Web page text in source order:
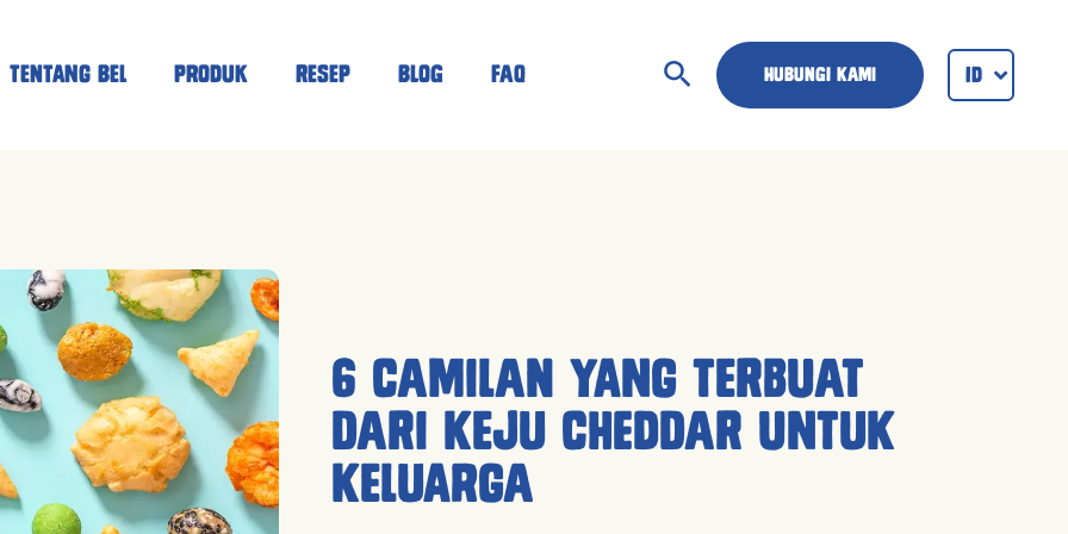
Tentang Bel Produk Resep Blog FAQ Cari Hubungi Kami ID
ENG
6 Camilan yang Terbuat
Dari Keju Cheddar Untuk
Keluarga